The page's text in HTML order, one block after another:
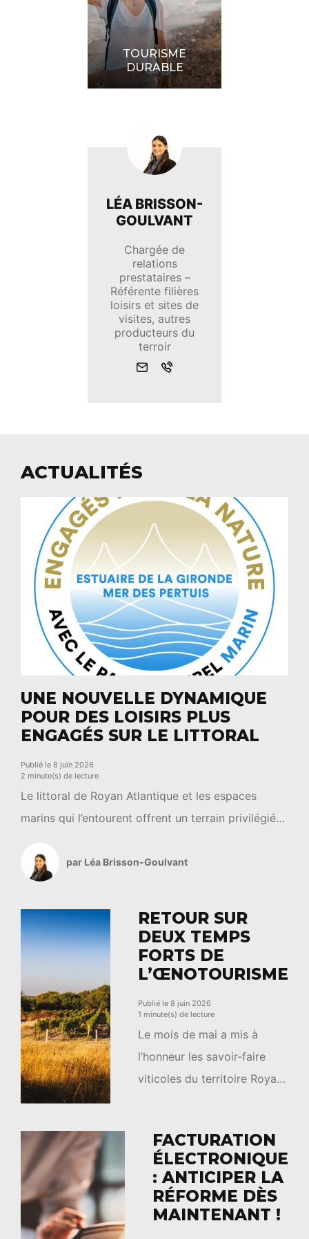
TOURISME
DURABLE
LÉA BRISSON-
GOULVANT
Chargée de
relations
prestataires –
Référente filières
loisirs et sites de
visites, autres
producteurs du
terroir
EnvoyerAppeler
ACTUALITÉS
UNE NOUVELLE DYNAMIQUE
POUR DES LOISIRS PLUS
ENGAGÉS SUR LE LITTORAL
Publié le 8 juin 2026
2 minute(s) de lecture
Le littoral de Royan Atlantique et les espaces
marins qui l’entourent offrent un terrain privilégié
estuaire, pertuis et espaces naturels sensibles, ces
paysages accueillent chaque année de
nombreuses pratiques de loisirs et de découverte.
Dans cette dynamique, le Parc naturel marin de
l’estuaire de la Gironde et […]
par Léa Brisson-Goulvant
RETOUR SUR
DEUX TEMPS
FORTS DE
L’ŒNOTOURISME
Publié le 8 juin 2026
1 minute(s) de lecture
Le mois de mai a mis à
l’honneur les savoir-faire
viticoles du territoire Royan
confirmé l’intérêt croissant
du public pour
l’œnotourisme. Les 15 et 16
mai, Royan Atlantique fête le
FACTURATION
ÉLECTRONIQUE
: ANTICIPER LA
RÉFORME DÈS
MAINTENANT !